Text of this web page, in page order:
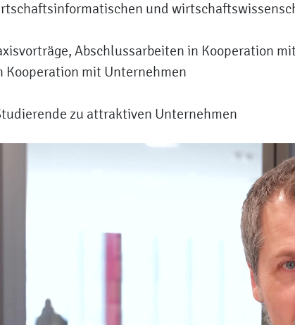
und
Abschlussarbeiten in Kooperation
mit Unternehmen
zu attraktiven Unternehmen